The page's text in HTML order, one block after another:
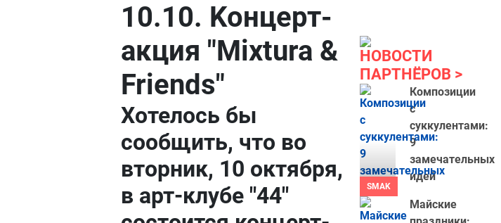
10.10. Kонцерт-
акция "Mixtura &
Friends"
Хотелось бы
сообщить, что во
вторник, 10 октября,
в арт-клубе "44"
НОВОСТИ
ПАРТНЁРОВ
SMAK
Композиции
с
суккулентами:
9
замечательных
идей
Майские